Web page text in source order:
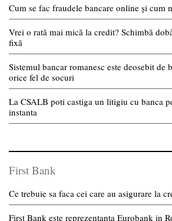
Cum se fac fraudele bancare online și cum
Vrei o rată mai mică la credit? Schimbă
fixă
Sistemul bancar romanesc este deosebit de
orice fel de socuri
La CSALB poti castiga un litigiu cu banca
instanta
First Bank
Ce trebuie sa faca cei care au asigurare la
First Bank este reprezentanta Eurobank in